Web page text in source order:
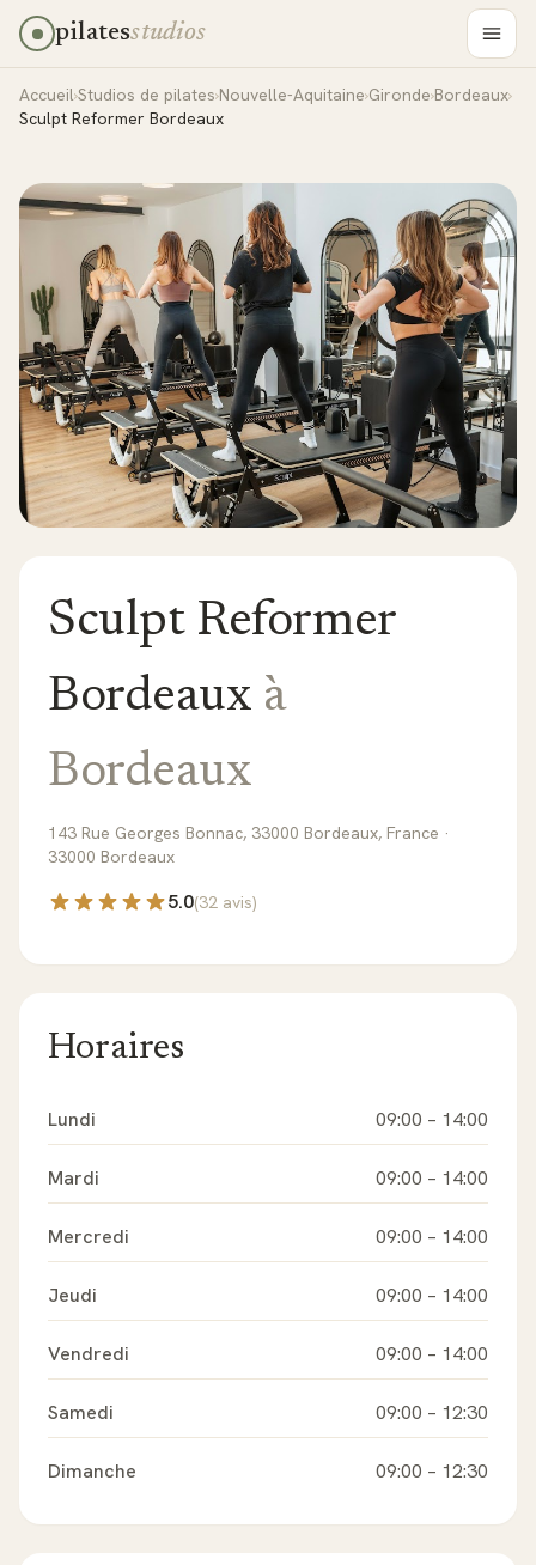
pilatesstudios
Accueil›Studios de pilates›Nouvelle-Aquitaine›Gironde›Bordeaux›
Sculpt Reformer Bordeaux
Sculpt Reformer
Bordeaux à
Bordeaux
143 Rue Georges Bonnac, 33000 Bordeaux, France ·
33000 Bordeaux
5.0(32 avis)
Horaires
Lundi 09:00 – 14:00
Mardi 09:00 – 14:00
Mercredi 09:00 – 14:00
Jeudi 09:00 – 14:00
Vendredi 09:00 – 14:00
Samedi 09:00 – 12:30
Dimanche 09:00 – 12:30